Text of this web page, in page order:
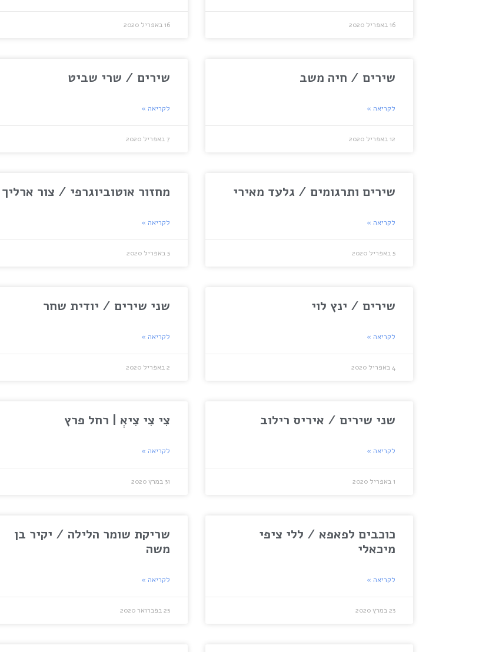
16 באפריל 2020 16 באפריל 2020
שירים / חיה משב
לקריאה »
12 באפריל 2020
שירים / שרי שביט
לקריאה »
7 באפריל 2020
שירים ותרגומים / גלעד מאירי
לקריאה »
5 באפריל 2020
מחזור אוטוביוגרפי / צור ארליך
לקריאה »
5 באפריל 2020
שירים / ינץ לוי
לקריאה »
4 באפריל 2020
שני שירים / יודית שחר
לקריאה »
2 באפריל 2020
שני שירים / איריס רילוב
לקריאה »
1 באפריל 2020
צִי צִי צִיאְ | רחל פרץ
לקריאה »
31 במרץ 2020
כוכבים לפאפא / ללי ציפי
מיכאלי
לקריאה »
23 במרץ 2020
שריקת שומר הלילה / יקיר בן
משה
לקריאה »
25 בפברואר 2020